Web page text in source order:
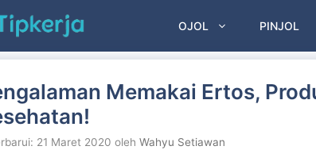
OJOL PINJOL
Memakai Ertos,
21 Maret 2020 oleh Wahyu Setiawan